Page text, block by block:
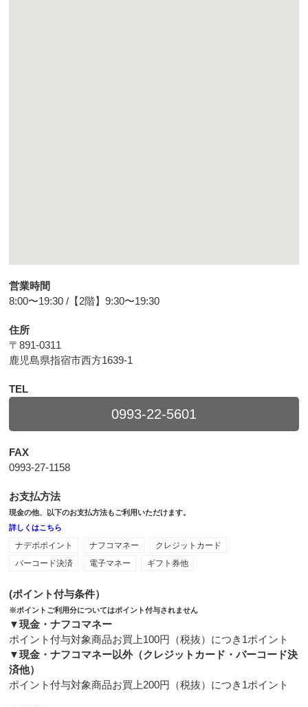
営業時間
8:00〜19:30 /【2階】9:30〜19:30
住所
〒891-0311
鹿児島県指宿市西方1639-1
TEL
0993-22-5601
FAX
0993-27-1158
お支払方法
現金の他、以下のお支払方法もご利用いただけます。
詳しくはこちら
ナデポポイント ナフコマネー
クレジットカード
バーコード決済
電子マネー ギフト券他
(ポイント付与条件）
※ポイントご利用分についてはポイント付与されません
▼現金・ナフコマネー
ポイント付与対象商品お買上100円（税抜）につき1ポイント
▼現金・ナフコマネー以外（クレジットカード・バーコード決
済他）
ポイント付与対象商品お買上200円（税抜）につき1ポイント